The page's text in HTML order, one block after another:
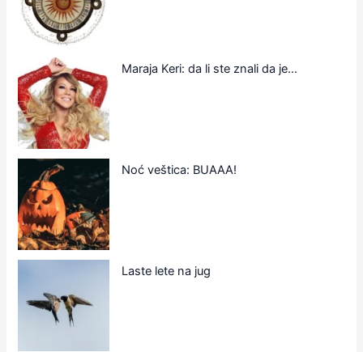
Maraja Keri: da li ste znali da je…
Noć veštica: BUAAA!
Laste lete na jug